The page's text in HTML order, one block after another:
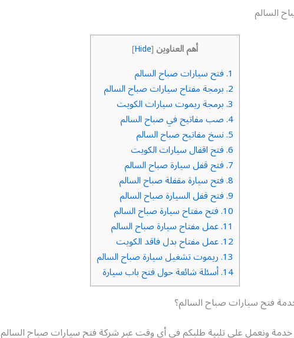
السالم
أهم العناوين [
Hide
]
1. فتح سيارات صباح السالم
2. برمجة مفتاح سيارات صباح السالم
3. برمجة ريموت سيارات الكويت
4. صب مفاتيح في صباح السالم
5. نسخ مفاتيح صباح السالم
6. فتح اقفال سيارات الكويت
7. فتح قفل سيارة صباح السالم
8. فتح سيارة مقفلة صباح السالم
9. فتح قفل السيارة صباح السالم
10. فتح مفتاح سيارة صباح السالم
11. عمل مفتاح سيارة صباح السالم
12. عمل مفتاح بدل فاقد الكويت
13. ريموت تشغيل سيارة صباح السالم
14. أسئلة شائعة حول فتح باب سيارة
فتح سيارات صباح السالم؟
ونعمل على تلبية طلبكم في أي وقت عبر شركة فتح سيارات صباح السالم